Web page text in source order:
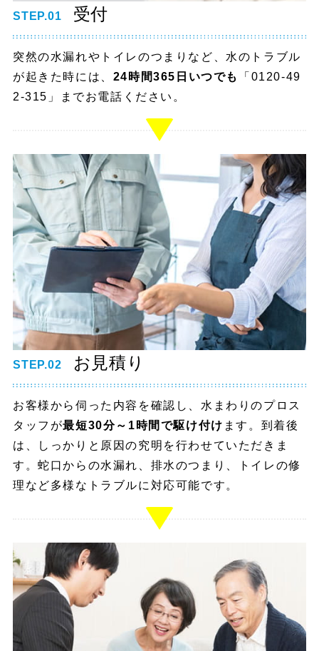
STEP.01 受付
突然の水漏れやトイレのつまりなど、水のトラブル
が起きた時には、 24時間365日いつでも
「0120-49
2-315」までお電話ください。
STEP.02 お見積り
お客様から伺った内容を確認し、水まわりのプロス
タッフが最短30分～1時間で駆け付け ます。到着後
は、しっかりと原因の究明を行わせていただきま
す。蛇口からの水漏れ、排水のつまり、トイレの修
理など多様なトラブルに対応可能です。